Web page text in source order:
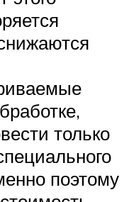
только
поэтому